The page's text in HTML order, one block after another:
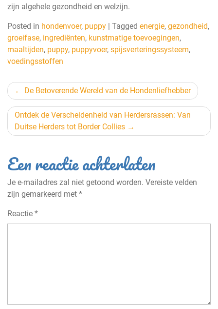
zijn algehele gezondheid en welzijn.
Posted in hondenvoer, puppy | Tagged energie, gezondheid,
groeifase, ingrediënten, kunstmatige toevoegingen,
maaltijden, puppy, puppyvoer, spijsverteringssysteem,
voedingsstoffen
Berichtnavigatie
De Betoverende Wereld van de Hondenliefhebber
Ontdek de Verscheidenheid van Herdersrassen: Van
Duitse Herders tot Border Collies
Een reactie achterlaten
Je e-mailadres zal niet getoond worden. Vereiste velden
zijn gemarkeerd met *
Reactie *